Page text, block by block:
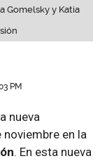
Gomelsky y Katia
PM
nueva
en la
. En esta nueva